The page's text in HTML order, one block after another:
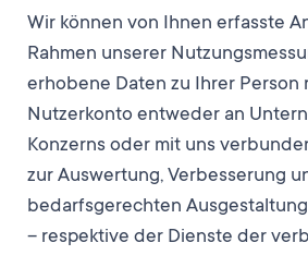
Wir können von Ihnen erfasste
Rahmen unserer
erhobene Daten zu Ihrer Person
Nutzerkonto entweder an
Konzerns oder mit uns
zur Auswertung, Verbesserung
bedarfsgerechten
– respektive der Dienste der